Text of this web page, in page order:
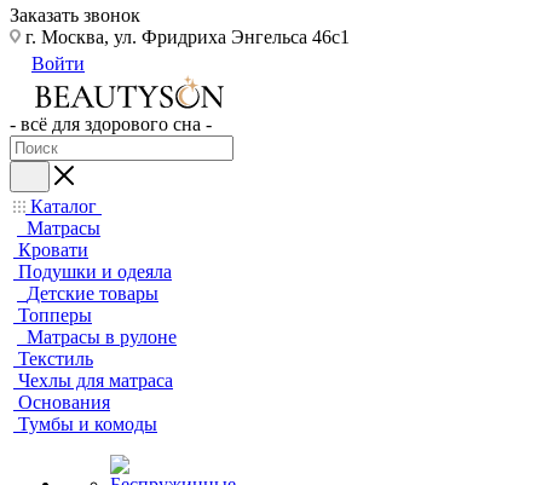
Заказать звонок
г. Москва, ул. Фридриха Энгельса 46с1
Войти
- всё для здорового сна -
Каталог
Матрасы
Кровати
Подушки и одеяла
Детские товары
Топперы
Матрасы в рулоне
Текстиль
Чехлы для матраса
Основания
Тумбы и комоды